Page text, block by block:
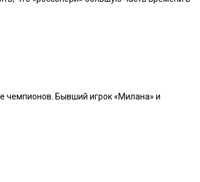
чемпионов. Бывший игрок «Милана» и